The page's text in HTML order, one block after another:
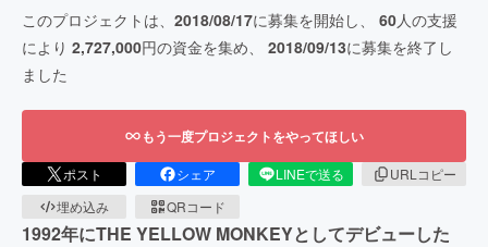
このプロジェクトは、 2018/08/17に募集を開始し、 60人の支援
により 2,727,000円の資金を集め、 2018/09/13に募集を終了し
ました
もう一度プロジェクトをやってほしい
ポスト シェア LINEで送る
URLコピー
埋め込み
QRコード
1992年にTHE YELLOW MONKEYとしてデビューした